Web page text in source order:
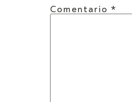
Comentario *